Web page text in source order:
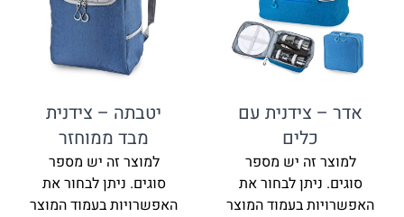
אדר – צידנית עם
כלים
למוצר זה יש מספר
סוגים. ניתן לבחור את
האפשרויות בעמוד המוצר
יטבתה – צידנית
מבד ממוחזר
למוצר זה יש מספר
סוגים. ניתן לבחור את
האפשרויות בעמוד המוצר